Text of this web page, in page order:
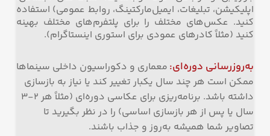
اپلیکیشن، تبلیغات، ایمیل‌مارکتینگ، روابط عمومی) استفاده
کنید. عکس‌های مختلف را برای پلتفرم‌های مختلف بهینه
کنید (مثلاً کادرهای عمودی برای استوری اینستاگرام).
به‌روزرسانی دوره‌ای: معماری و دکوراسیون داخلی سینماها
ممکن است هر چند سال یکبار تغییر کند یا نیاز به بازسازی
داشته باشد. برنامه‌ریزی برای عکاسی دوره‌ای (مثلاً هر 2-3
سال یا پس از هر بازسازی اساسی) را در نظر بگیرید تا
تصاویر شما همیشه به‌روز و جذاب باشند.